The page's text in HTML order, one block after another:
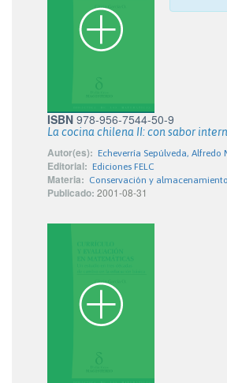
ISBN 978-956-7544-50-9
La cocina chilena II: con sabor
Autor(es): Echeverría Sepúlveda, Alfredo
Editorial: Ediciones FELC
Materia: Conservación y
Publicado: 2001-08-31